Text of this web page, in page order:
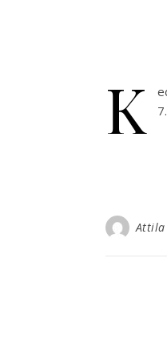
K
Attila